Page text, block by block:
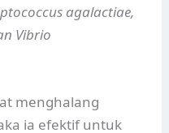
agalactiae,
Vibrio
menghalang
ia efektif untuk